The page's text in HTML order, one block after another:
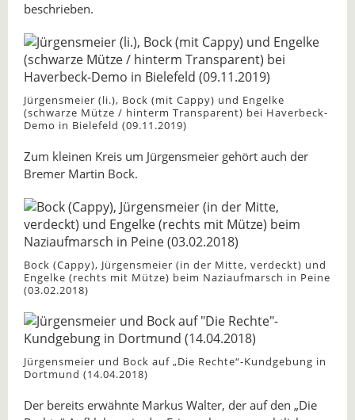
beschrieben.
Jürgensmeier (li.), Bock (mit Cappy) und Engelke
(schwarze Mütze / hinterm Transparent) bei Haverbeck-
Demo in Bielefeld (09.11.2019)
Zum kleinen Kreis um Jürgensmeier gehört auch der
Bremer Martin Bock.
Bock (Cappy), Jürgensmeier (in der Mitte, verdeckt) und
Engelke (rechts mit Mütze) beim Naziaufmarsch in Peine
(03.02.2018)
Jürgensmeier und Bock auf „Die Rechte“-Kundgebung in
Dortmund (14.04.2018)
Der bereits erwähnte Markus Walter, der auf den „Die